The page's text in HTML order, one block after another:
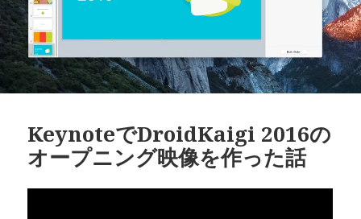
KeynoteでDroidKaigi 2016の
オープニング映像を作った話